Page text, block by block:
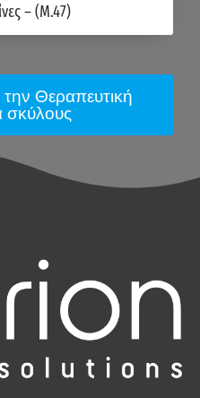
– (M.47)
την Θεραπευτική
σκύλους